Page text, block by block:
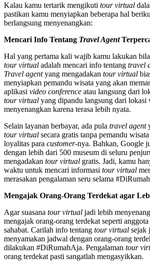
Kalau kamu tertarik mengikuti tour virtual
pastikan kamu menyiapkan beberapa hal
berlangsung menyenangkan:
Mencari Info Tentang Travel Agent
Hal yang pertama kali wajib kamu lakukan
tour virtual adalah mencari info tentang travel
Travel agentyang mengadakan tour virtual
menyiapkan pemandu wisata yang akan
aplikasi video conference atau langsung dari
tour virtual yang dipandu langsung dari lokasi
menyenangkan karena terasa lebih nyata.
Selain layanan berbayar, ada pula travel agent
tour virtual secara gratis tanpa pemandu
loyalitas para customer-nya. Bahkan, Google
dengan lebih dari 500 museum di seluru
mengadakan tour virtual gratis. Jadi, kamu
waktu untuk mencari informasi tour virtual
merasakan pengalaman seru selama
Mengajak Orang-Orang Terdekat agar
Agar suasana tour virtual jadi lebih
mengajak orang-orang terdekat seperti
sahabat. Carilah info tentang tour virtual sejak
menyamakan jadwal dengan orang-orang
dilakukan #DiRumahAja. Pengalaman tour
orang terdekat pasti sangatlah mengasyikkan.